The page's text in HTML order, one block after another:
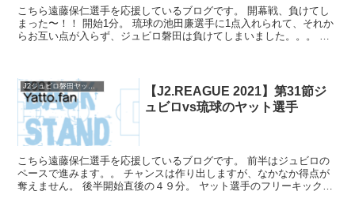
こちら遠藤保仁選手を応援しているブログです。 開幕戦、負けてし
まった〜！！ 開始1分。 琉球の池田廉選手に1点入れられて、それか
らお互い点が入らず、ジュビロ磐田は負けてしまいました。。。 ア
J2ジュビロ磐田ヤットファン2021
【J2.REAGUE 2021】第31節ジ
ュビロvs琉球のヤット選手
こちら遠藤保仁選手を応援しているブログです。 前半はジュビロの
ペースで進みます。。 チャンスは作り出しますが、なかなか得点が
奪えません。 後半開始直後の４９分。 ヤット選手のフリーキックを